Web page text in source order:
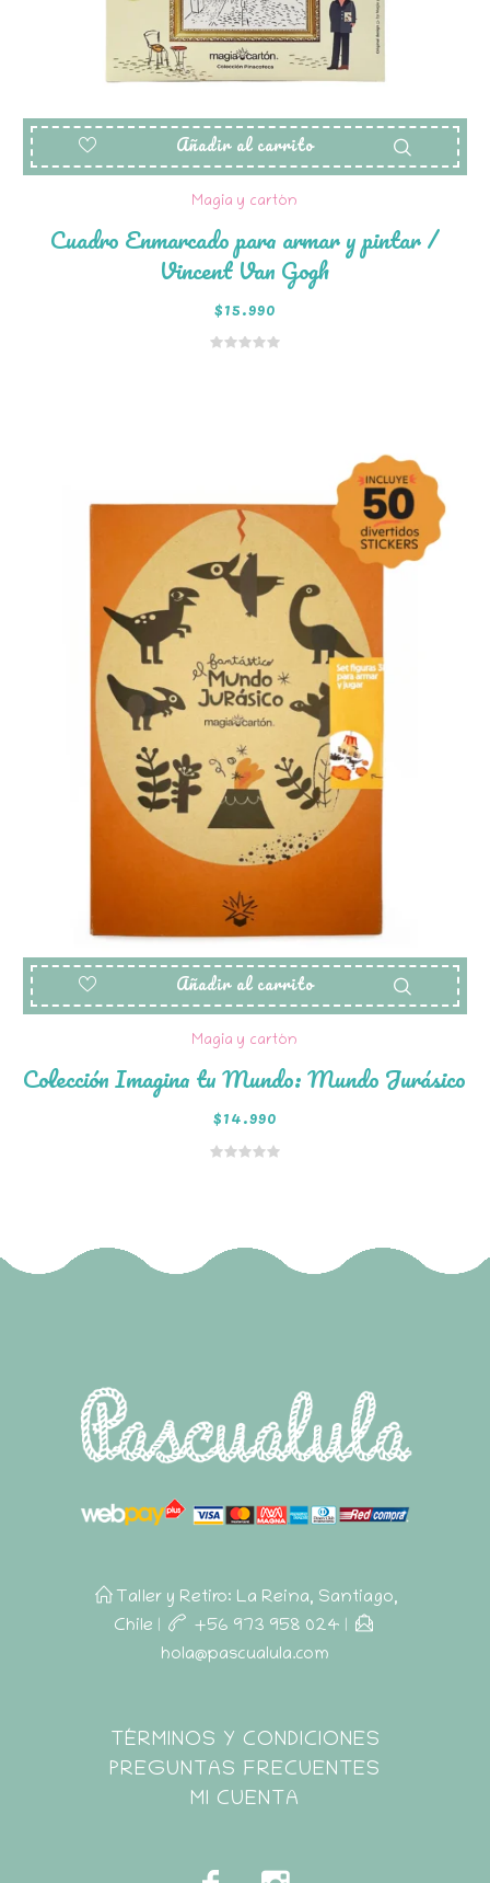
Añadir al carrito
Magia y cartón
Cuadro Enmarcado para armar y pintar /
Vincent Van Gogh
$15.990
Añadir al carrito
Magia y cartón
Colección Imagina tu Mundo: Mundo Jurásico
$14.990
Taller y Retiro: La Reina, Santiago,
Chile | +56 973 958 024 |
hola@pascualula.com
Pascualula
TÉRMINOS Y CONDICIONES
PREGUNTAS FRECUENTES
MI CUENTA